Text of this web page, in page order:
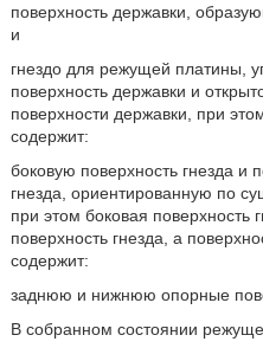
поверхность державки,
и
гнездо для режущей платины,
поверхность державки и
поверхности державки, при
содержит:
боковую поверхность гнезда и
гнезда, ориентированную по
при этом боковая поверхность
поверхность гнезда, а
содержит:
заднюю и нижнюю опорные
В собранном состоянии